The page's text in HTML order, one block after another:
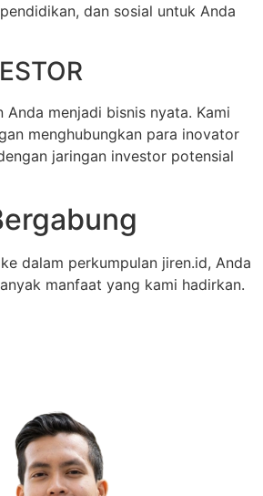
dan sosial untuk Anda
Anda menjadi bisnis nyata. Kami
menghubungkan para inovator
jaringan investor potensial
dalam perkumpulan jiren.id, Anda
manfaat yang kami hadirkan.